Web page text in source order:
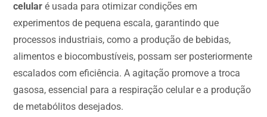
celular é usada para otimizar condições em
experimentos de pequena escala, garantindo que
processos industriais, como a produção de bebidas,
alimentos e biocombustíveis, possam ser posteriormente
escalados com eficiência. A agitação promove a troca
gasosa, essencial para a respiração celular e a produção
de metabólitos desejados.